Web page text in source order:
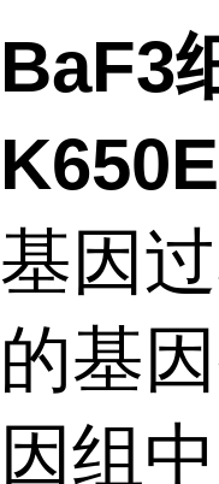
BaF3
基因
的基
因组